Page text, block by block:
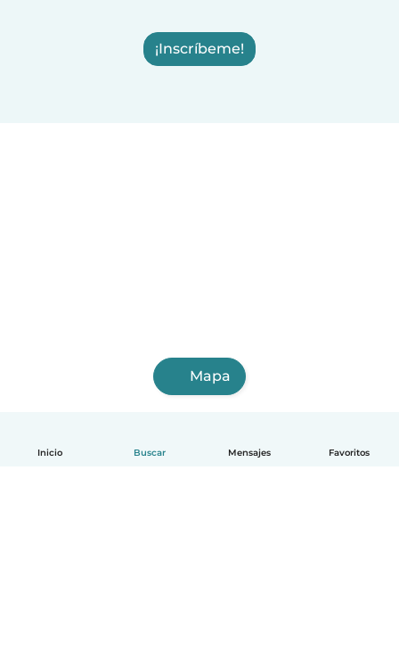
Inicio Buscar Mensajes Favoritos
¡Inscríbeme!
Mapa